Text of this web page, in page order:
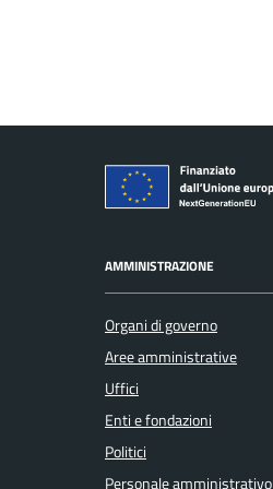
AMMINISTRAZIONE
Organi di governo
Aree amministrative
Uffici
Enti e fondazioni
Politici
Personale amministrativo